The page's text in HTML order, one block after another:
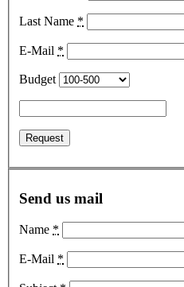
Last Name *
E-Mail *
Budget
Send us mail
Name *
E-Mail *